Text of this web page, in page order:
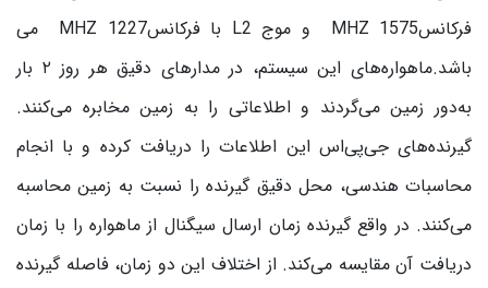
فرکانس1575 MHZ و موج L2 با فرکانس1227 MHZ می
باشد.ماهواره‌های این سیستم، در مدارهای دقیق هر روز ۲ بار
به‌دور زمین می‌‌گردند و اطلاعاتی را به زمین مخابره می‌کنند.
گیرنده‌های جی‌پی‌اس این اطلاعات را دریافت کرده و با انجام
محاسبات هندسی، محل دقیق گیرنده را نسبت به زمین محاسبه
می‌کنند. در واقع گیرنده زمان ارسال سیگنال از ماهواره را با زمان
دریافت آن مقایسه می‌‌کند. از اختلاف این دو زمان، فاصله گیرنده